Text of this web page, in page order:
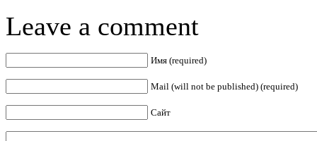
Leave a comment
Имя (required)
Mail (will not be published) (required)
Сайт